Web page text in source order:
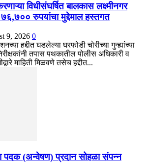
विधीसंघर्षित बालकास लक्ष्मीनगर
रुपयांचा मुद्देमाल हस्तगत
9, 2026 0
हद्दीत घडलेल्या घरफोडी चोरीच्या गुन्ह्यांच्या
तपास पथकातील पोलीस अधिकारी व
माहिती मिळवणे तसेच हद्दीत...
पदक (अन्वेषण) प्रदान सोहळा संपन्न